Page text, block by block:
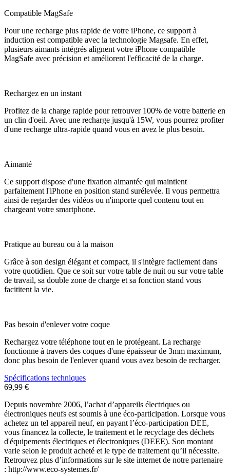
sur
même
page.
Compatible MagSafe
Pour une recharge plus rapide de votre iPhone, ce support à
induction est compatible avec la technologie Magsafe. En effet,
plusieurs aimants intégrés alignent votre iPhone compatible
MagSafe avec précision et améliorent l'efficacité de la charge.
Rechargez en un instant
Profitez de la charge rapide pour retrouver 100% de votre batterie en
un clin d'oeil. Avec une recharge jusqu'à 15W, vous pourrez profiter
d'une recharge ultra-rapide quand vous en avez le plus besoin.
Aimanté
Ce support dispose d'une fixation aimantée qui maintient
parfaitement l'iPhone en position stand surélevée. Il vous permettra
ainsi de regarder des vidéos ou n'importe quel contenu tout en
chargeant votre smartphone.
Pratique au bureau ou à la maison
Grâce à son design élégant et compact, il s'intègre facilement dans
votre quotidien. Que ce soit sur votre table de nuit ou sur votre table
de travail, sa double zone de charge et sa fonction stand vous
facititent la vie.
Pas besoin d'enlever votre coque
Rechargez votre téléphone tout en le protégeant. La recharge
fonctionne à travers des coques d'une épaisseur de 3mm maximum,
donc plus besoin de l'enlever quand vous avez besoin de recharger.
Spécifications techniques
69,99 €
Depuis novembre 2006, l’achat d’appareils électriques ou
électroniques neufs est soumis à une éco-participation. Lorsque vous
achetez un tel appareil neuf, en payant l’éco-participation DEE,
vous financez la collecte, le traitement et le recyclage des déchets
d'équipements électriques et électroniques (DEEE). Son montant
varie selon le produit acheté et le type de traitement qu’il nécessite.
Retrouvez plus d’informations sur le site internet de notre partenaire
: http://www.eco-systemes.fr/